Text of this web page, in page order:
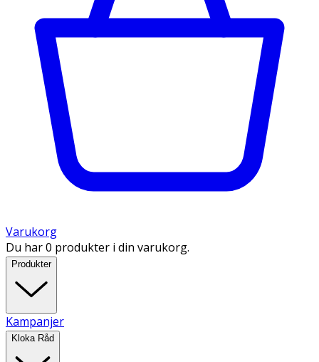
Varukorg
Du har 0 produkter i din varukorg.
Produkter
Kampanjer
Kloka Råd